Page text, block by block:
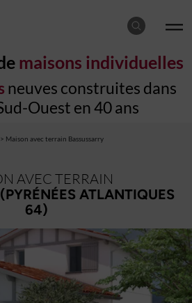
maisons individuelles
neuves construites dans
Ouest en 40 ans
> Maison avec terrain Bassussarry
AVEC TERRAIN
ATLANTIQUES
64)